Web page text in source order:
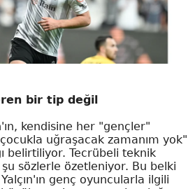
bir tip değil
kendisine her "gençler"
uğraşacak zamanım yok"
belirtiliyor. Tecrübeli teknik
sözlerle özetleniyor. Bu belki
genç oyuncularla ilgili